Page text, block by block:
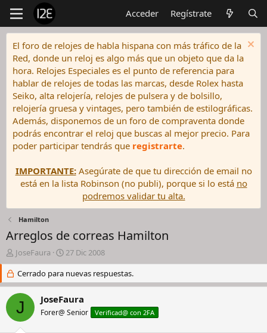
Acceder Regístrate
El foro de relojes de habla hispana con más tráfico de la
Red, donde un reloj es algo más que un objeto que da la
hora. Relojes Especiales es el punto de referencia para
hablar de relojes de todas las marcas, desde Rolex hasta
Seiko, alta relojería, relojes de pulsera y de bolsillo,
relojería gruesa y vintages, pero también de estilográficas.
Además, disponemos de un foro de compraventa donde
podrás encontrar el reloj que buscas al mejor precio. Para
poder participar tendrás que registrarte.
IMPORTANTE:Asegúrate de que tu dirección de email no
está en la lista Robinson (no publi), porque si lo está no
podremos validar tu alta.
Hamilton
Arreglos de correas Hamilton
I
n
c
i
d
o
JoseFaura
F
e
c
h
d
e
27 Dic 2008
Cerrado para nuevas respuestas.
J JoseFaura
Forer@ Senior Verificad@ con 2FA